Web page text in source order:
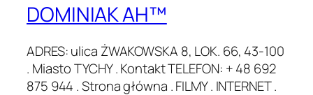
DOMINIAK AH™
ADRES: ulica ŻWAKOWSKA 8, LOK. 66, 43-100
. Miasto TYCHY . Kontakt TELEFON: + 48 692
875 944 . Strona główna . FILMY . INTERNET .